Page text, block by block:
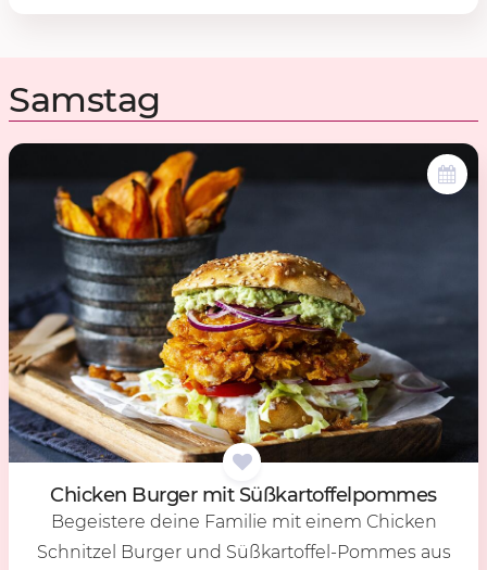
Samstag
Chi­cken Bur­ger mit Süß­kar­tof­fel­pom­mes
Begeistere deine Familie mit einem Chicken
Schnitzel Burger und Süßkartoffel-Pommes aus